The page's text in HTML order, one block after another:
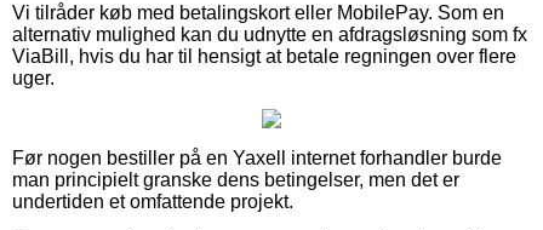
Vi tilråder køb med betalingskort eller MobilePay. Som en
alternativ mulighed kan du udnytte en afdragsløsning som fx
ViaBill, hvis du har til hensigt at betale regningen over flere
uger.
Før nogen bestiller på en Yaxell internet forhandler burde
man principielt granske dens betingelser, men det er
undertiden et omfattende projekt.